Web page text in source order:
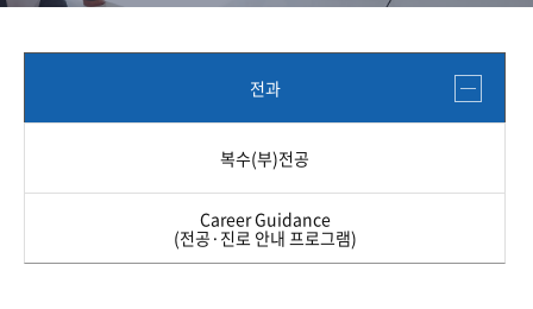
전과
복수(부)전공
Career Guidance
(전공·진로 안내 프로그램)